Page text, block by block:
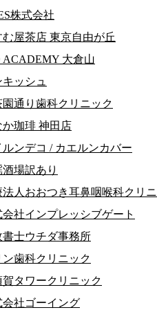
株式会社
む屋茶店 東京自由が丘
ACADEMY 大倉山
ッシュ
園通り歯科クリニック
か珈琲 神田店
ルンデコ / カエルンカバー
場訳あり
法人おおつき耳鼻咽喉科クリ
会社インプレッシブゲート
書士ウチダ事務所
ン歯科クリニック
賀タワークリニック
会社ゴーイング